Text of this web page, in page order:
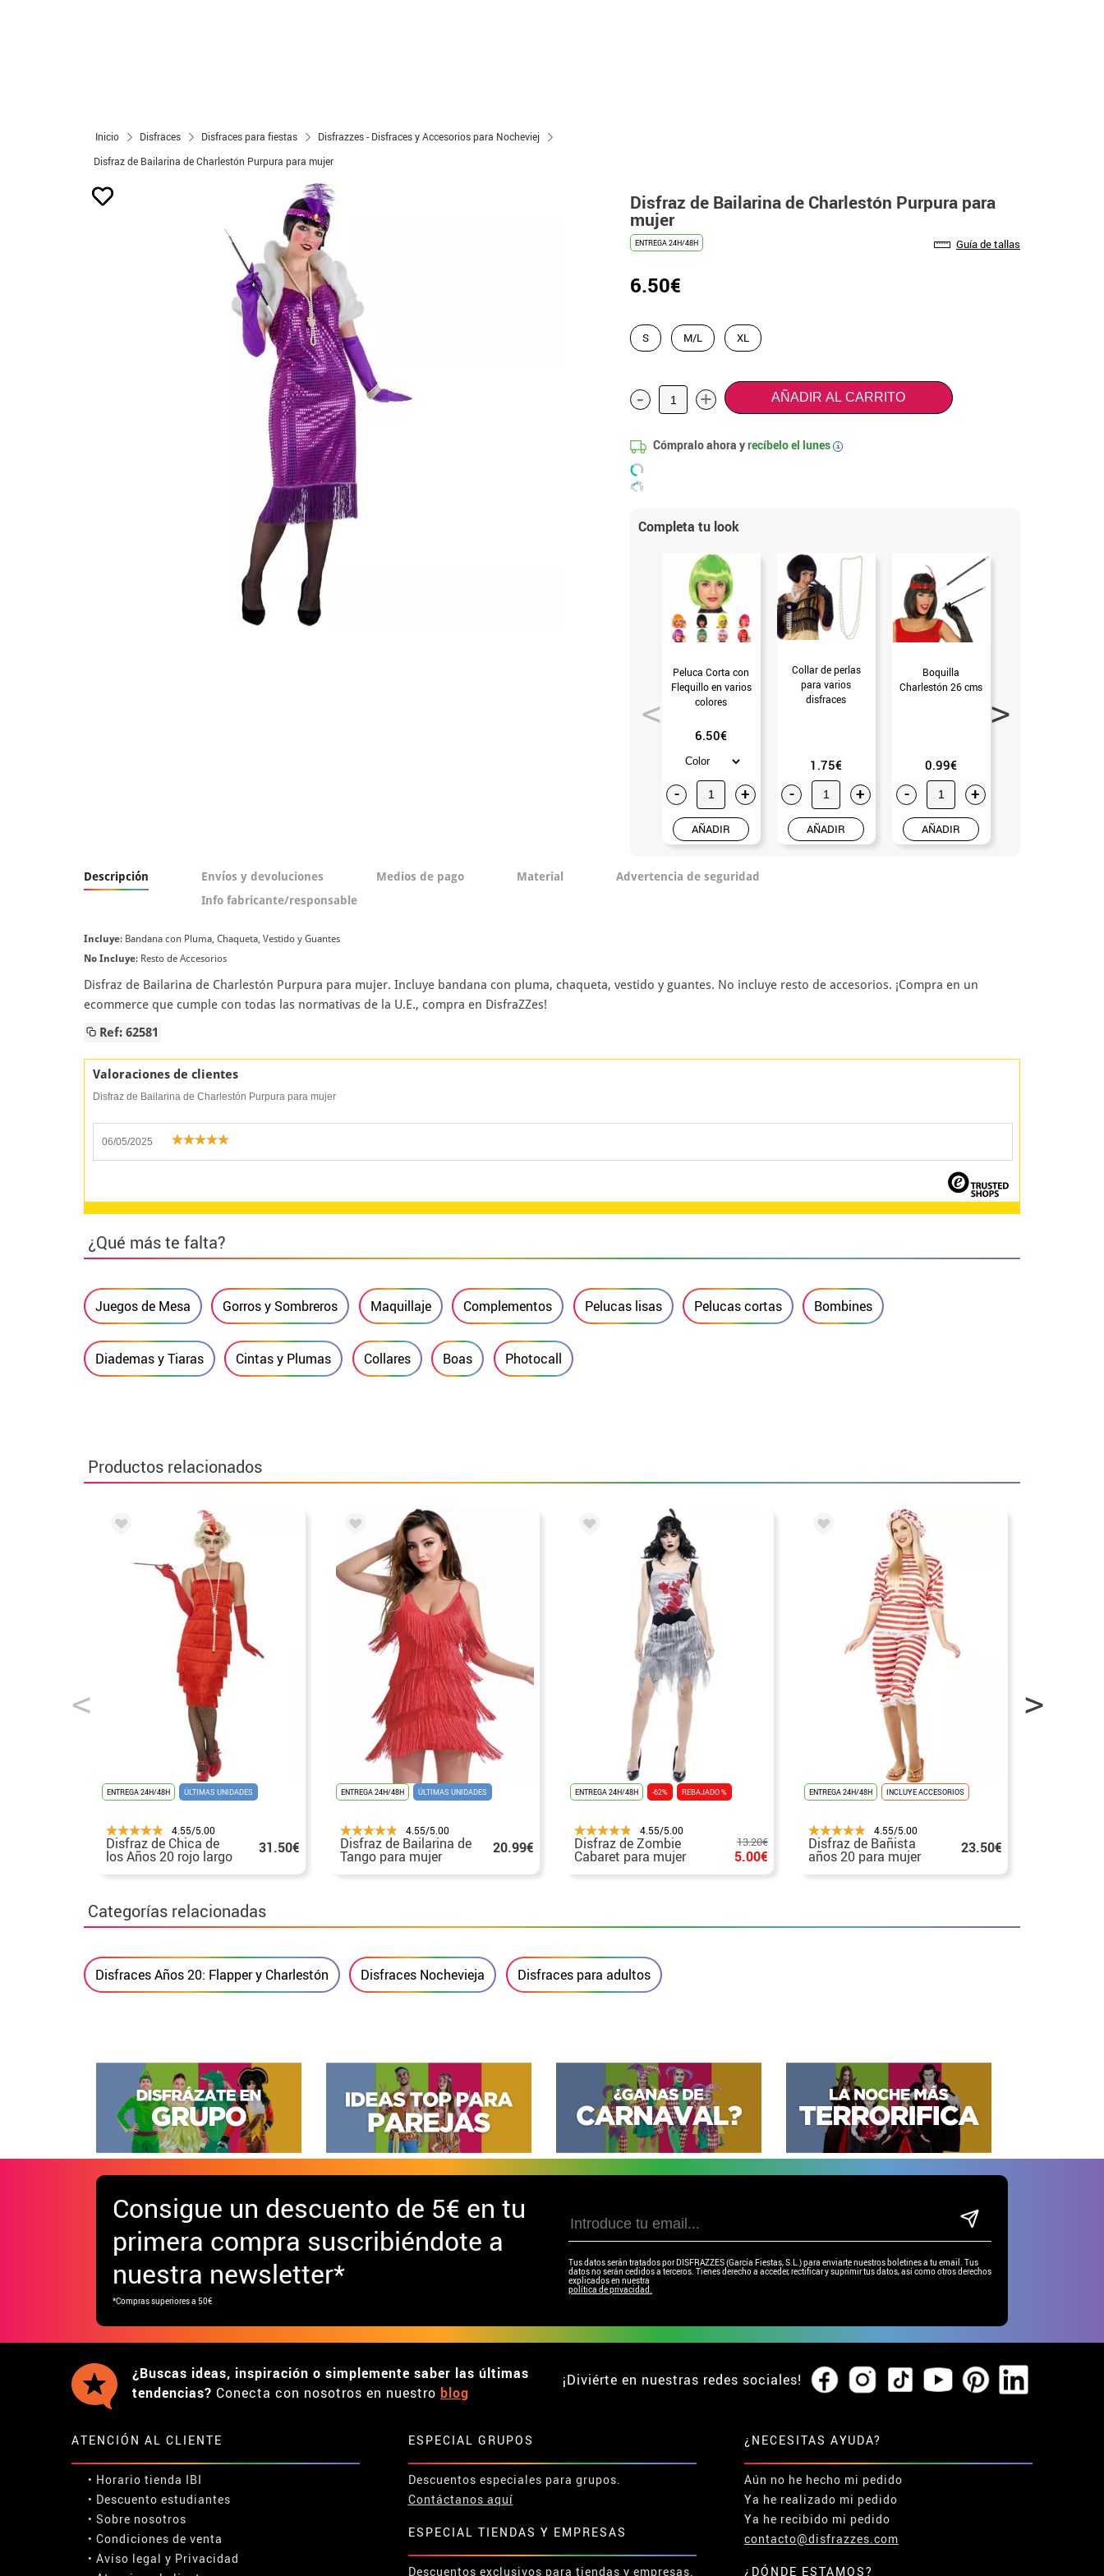
Inicio Disfraces Disfraces para fiestas
Disfrazzes - Disfraces y Accesorios para Nocheviej
Disfraz de Bailarina de Charlestón Purpura para mujer
Disfraz de Bailarina de Charlestón Purpura para
mujer
ENTREGA 24H/48H Guía de tallas
6.50€
S M/L XL
- + AÑADIR AL CARRITO
Cómpralo ahora yrecíbelo el lunes i
Completa tu look
Peluca Corta con
Flequillo en varios
colores
6.50€
- +
AÑADIR
Collar de perlas
para varios
disfraces
1.75€
- +
AÑADIR
Boquilla
Charlestón 26 cms
0.99€
- +
AÑADIR
Descripción Envíos y devoluciones Medios de pago Material
Advertencia de seguridad
Info fabricante/responsable
Incluye: Bandana con Pluma, Chaqueta, Vestido y Guantes
No Incluye: Resto de Accesorios
Disfraz de Bailarina de Charlestón Purpura para mujer. Incluye bandana con pluma, chaqueta, vestido y guantes. No incluye resto de accesorios. ¡Compra en un
ecommerce que cumple con todas las normativas de la U.E., compra en DisfraZZes!
Ref: 62581
Valoraciones de clientes
Disfraz de Bailarina de Charlestón Purpura para mujer
06/05/2025
¿Qué más te falta?
Juegos de Mesa Gorros y Sombreros Maquillaje Complementos Pelucas lisas Pelucas cortas Bombines
Diademas y Tiaras Cintas y Plumas Collares Boas Photocall
Productos relacionados
ENTREGA 24H/48H ÚLTIMAS UNIDADES
4.55/5.00
Disfraz de Chica de
los Años 20 rojo largo 31.50€
ENTREGA 24H/48H ÚLTIMAS UNIDADES
4.55/5.00
Disfraz de Bailarina de
Tango para mujer 20.99€
ENTREGA 24H/48H -62% REBAJADO %
4.55/5.00
Disfraz de Zombie
Cabaret para mujer
13.20€
5.00€
ENTREGA 24H/48H INCLUYE ACCESORIOS
4.55/5.00
Disfraz de Bañista
años 20 para mujer 23.50€
Categorías relacionadas
Disfraces Años 20: Flapper y Charlestón Disfraces Nochevieja Disfraces para adultos
Consigue un descuento de 5€ en tu
primera compra suscribiéndote a
nuestra newsletter*
*Compras superiores a 50€
Tus datos serán tratados por DISFRAZZES (García Fiestas, S.L.) para enviarte nuestros boletines a tu email. Tus
datos no serán cedidos a terceros. Tienes derecho a acceder, rectificar y suprimir tus datos, así como otros derechos
explicados en nuestra
política de privacidad.
¿Buscas ideas, inspiración o simplemente saber las últimas
tendencias? Conecta con nosotros en nuestro blog
¡Diviérte en nuestras redes sociales!
ATENCIÓN AL CLIENTE
• Horario tienda IBI
• Descuento estudiantes
• Sobre nosotros
• Condiciones de venta
• Aviso legal y Privacidad
ESPECIAL GRUPOS
Descuentos especiales para grupos.
Contáctanos aquí
ESPECIAL TIENDAS Y EMPRESAS
Descuentos exclusivos para tiendas y empresas.
¿NECESITAS AYUDA?
Aún no he hecho mi pedido
Ya he realizado mi pedido
Ya he recibido mi pedido
contacto@disfrazzes.com
¿DÓNDE ESTAMOS?